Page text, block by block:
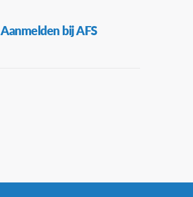
Aanmelden bij AFS